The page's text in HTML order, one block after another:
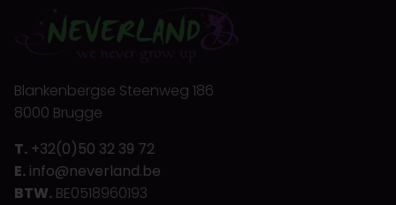
Blankenbergse Steenweg 186
8000 Brugge
T. +32(0)50 32 39 72
E. info@neverland.be
BTW. BE0518960193